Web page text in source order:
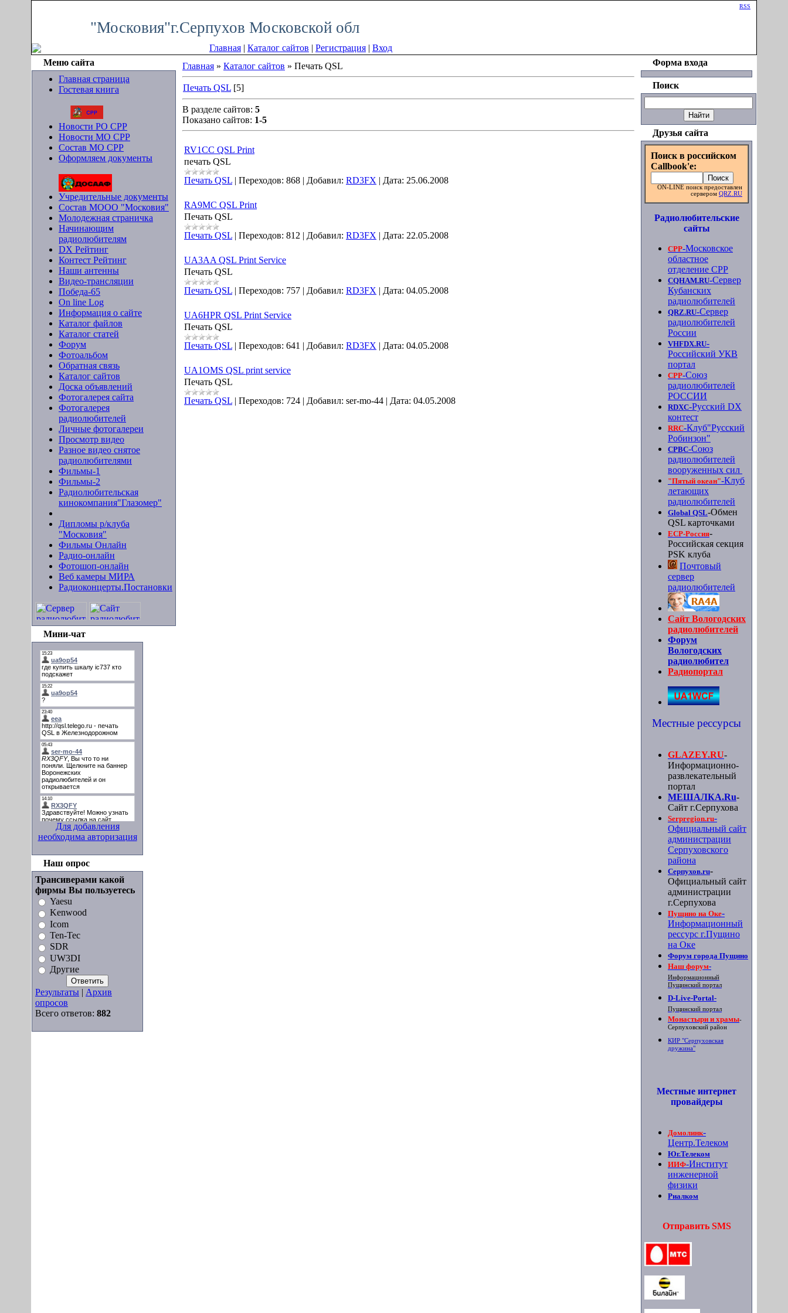
RSS
"Московия"г.Серпухов Московской обл
Главная | Каталог сайтов | Регистрация | Вход
Меню сайта
Главная страница
Гостевая книга
Новости РО СРР
Новости МО СРР
Состав МО СРР
Оформляем документы
Учредительные документы
Состав МООО "Московия"
Молодежная страничка
Начинающим
радиолюбителям
DX Рейтинг
Контест Рейтинг
Наши антенны
Видео-трансляции
Победа-65
On line Log
Информация о сайте
Каталог файлов
Каталог статей
Форум
Фотоальбом
Обратная связь
Каталог сайтов
Доска объявлений
Фотогалерея сайта
Фотогалерея
радиолюбителей
Личные фотогалереи
Просмотр видео
Разное видео снятое
радиолюбителями
Фильмы-1
Фильмы-2
Радиолюбительская
кинокомпания"Глазомер"
Дипломы р/клуба
"Московия"
Фильмы Онлайн
Радио-онлайн
Фотошоп-онлайн
Веб камеры МИРА
Радиоконцерты.Постановки
Мини-чат
Для добавления
необходима авторизация
Наш опрос
Трансиверами какой
фирмы Вы пользуетесь
Yaesu
Kenwood
Icom
Ten-Tec
SDR
UW3DI
Другие
Результаты | Архив
опросов
Всего ответов: 882
Главная » Каталог сайтов » Печать QSL
Печать QSL [5]
В разделе сайтов: 5
Показано сайтов: 1-5
RV1CC QSL Print
печать QSL
Печать QSL | Переходов: 868 | Добавил: RD3FX | Дата: 25.06.2008
RA9MC QSL Print
Печать QSL
Печать QSL | Переходов: 812 | Добавил: RD3FX | Дата: 22.05.2008
UA3AA QSL Print Service
Печать QSL
Печать QSL | Переходов: 757 | Добавил: RD3FX | Дата: 04.05.2008
UA6HPR QSL Print Service
Печать QSL
Печать QSL | Переходов: 641 | Добавил: RD3FX | Дата: 04.05.2008
UA1OMS QSL print service
Печать QSL
Печать QSL | Переходов: 724 | Добавил: ser-mo-44 | Дата: 04.05.2008
Форма входа
Поиск
Друзья сайта
Поиск в российском
Callbook'e:
ON-LINE поиск предоставлен
сервером QRZ.RU
Радиолюбительские
сайты
СРР-Московское
областное
отделение СРР
CQHAM.RU-Сервер
Кубанских
радиолюбителей
QRZ.RU-Сервер
радиолюбителей
России
VHFDX.RU-
Российский УКВ
портал
СРР-Союз
радиолюбителей
РОССИИ
RDXC-Русский DX
контест
RRC-Клуб"Русский
Робинзон"
СРВС-Союз
радиолюбителей
вооруженных сил
"Пятый океан"-Клуб
летающих
радиолюбителей
Global QSL-Обмен
QSL карточками
ЕСР-Россия-
Российская секция
PSK клуба
Почтовый
сервер
радиолюбителей
Сайт Вологодских
радиолюбителей
Форум
Вологодских
радиолюбител
Радиопортал
Местные рессурсы
GLAZEY.RU-
Информационно-
развлекательный
портал
МЕШАЛКА.Ru-
Сайт г.Серпухова
Serpregion.ru-
Официальный сайт
администрации
Серпуховского
района
Серпухов.ru-
Официальный сайт
администрации
г.Серпухова
Пущино на Оке-
Информационный
рессурс г.Пущино
на Оке
Форум города Пущино
Наш форум-
Информационный
Пущинский портал
D-Live-Portal-
Пущинский портал
Монастыри и храмы-
Серпуховский район
КИР "Серпуховская
дружина"
Местные интернет
провайдеры
Домолинк-
Центр.Телеком
Юг.Телеком
ИИФ-Институт
инженерной
физики
Риалком
Отправить SMS